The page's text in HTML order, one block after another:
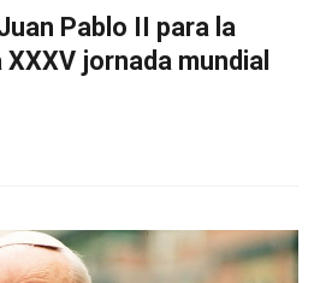
Pablo II para la
jornada mundial